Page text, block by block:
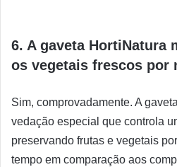
6. A gaveta HortiNatura
os vegetais frescos por
Sim, comprovadamente. A
vedação especial que controla
preservando frutas e vegetais
tempo em comparação aos